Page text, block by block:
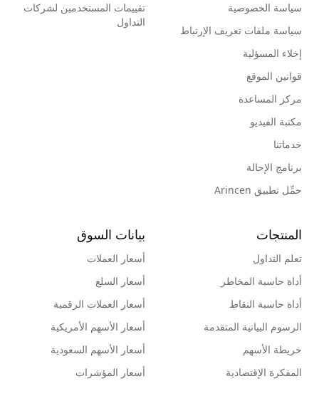
سياسة الخصوصية
سياسة ملفات تعريف الإرتباط
إخلاء المسؤلية
قوانين الموقع
مركز المساعدة
مكتبة الفيديو
خدماتنا
برنامج الإحالة
حمِّل تطبيق Arincen
تقييمات المستخدمين لشركات
التداول
المنتجات
تعلم التداول
أداة حاسبة المخاطر
أداة حاسبة النقاط
الرسوم البيانية المتقدمة
خريطة الأسهم
المفكرة الإقتصادية
بيانات السوق
أسعار العملات
أسعار السلع
أسعار العملات الرقمية
أسعار الأسهم الأمريكية
أسعار الأسهم السعودية
أسعار المؤشرات